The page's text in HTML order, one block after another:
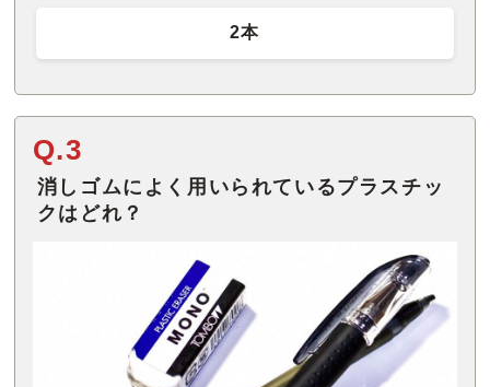
2本
Q.3
消しゴムによく用いられているプラスチッ
クはどれ？